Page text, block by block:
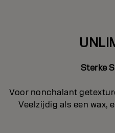
Sterke
Voor nonchalant
Veelzijdig als een wax,